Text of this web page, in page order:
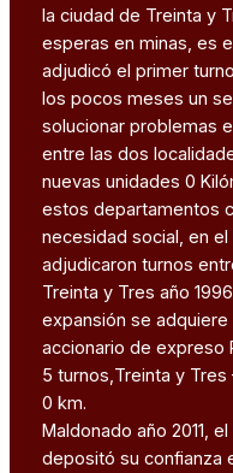
la ciudad de Treinta y
esperas en minas, es
adjudicó el primer
los pocos meses un
solucionar problemas
entre las dos
nuevas unidades 0
estos departamentos
necesidad social, en
adjudicaron turnos
Treinta y Tres año
expansión se
accionario de expreso
5 turnos,Treinta y Tres
0 km.
Maldonado año 2011,
depositó su confianza